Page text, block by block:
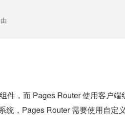
件，而 Pages Router 使用客户端
统，Pages Router 需要使用自定